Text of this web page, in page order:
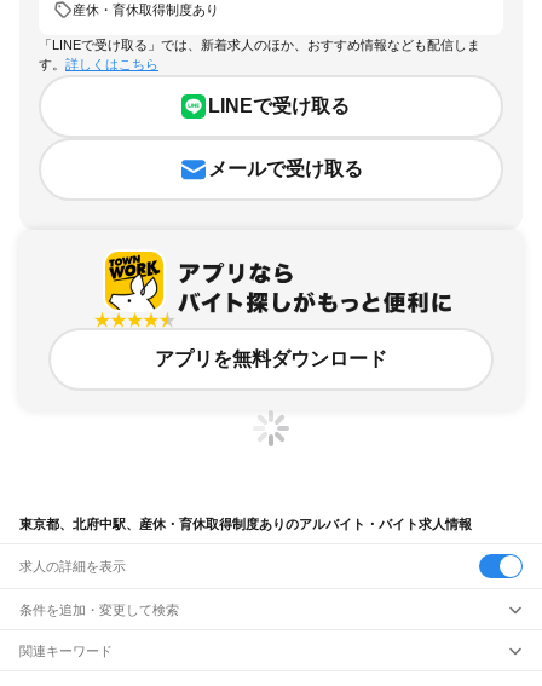
産休・育休取得制度あり
「LINEで受け取る」では、新着求人のほか、おすすめ情報なども配信しま
す。 詳しくはこちら
LINEで受け取る
メールで受け取る
アプリを無料ダウンロード
東京都、北府中駅、産休・育休取得制度ありのアルバイト・バイト求人情報
求人の詳細を表示
条件を追加・変更して検索
市区町村を追加・変更
関連キーワード